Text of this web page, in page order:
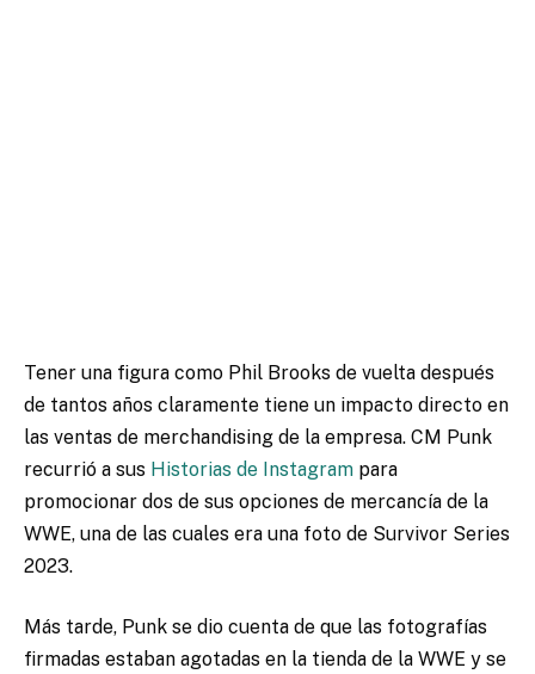
Tener una figura como Phil Brooks de vuelta después
de tantos años claramente tiene un impacto directo en
las ventas de merchandising de la empresa. CM Punk
recurrió a sus Historias de Instagram para
promocionar dos de sus opciones de mercancía de la
WWE, una de las cuales era una foto de Survivor Series
2023.
Más tarde, Punk se dio cuenta de que las fotografías
firmadas estaban agotadas en la tienda de la WWE y se